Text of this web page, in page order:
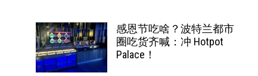
感恩节吃啥？波特兰都市
圈吃货齐喊：冲 Hotpot
Palace！